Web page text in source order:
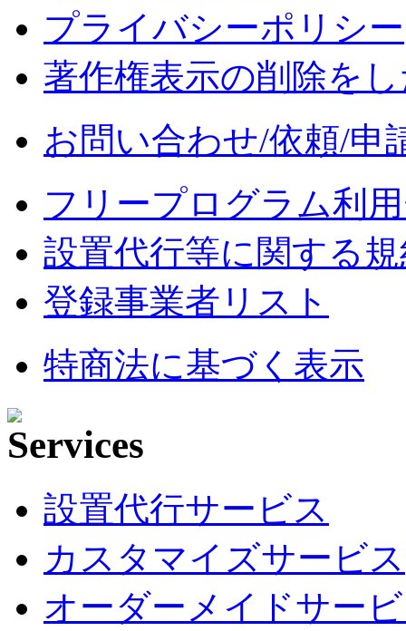
プライバシーポリシー
著作権表示の削除を
お問い合わせ/依頼/申
フリープログラム利
設置代行等に関する
登録事業者リスト
特商法に基づく表示
設置代行サービス
カスタマイズサービス
オーダーメイドサー